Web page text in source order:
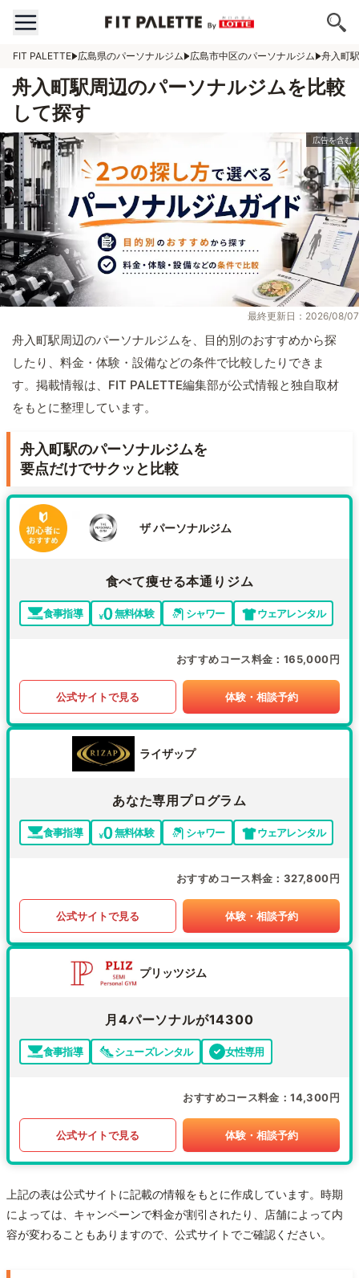
FIT PALETTE 広島県のパーソナルジム 広島市中区のパーソナルジム 舟入町
舟入町駅周辺のパーソナルジムを比較
して探す
最終更新日：2026/08/07
舟入町駅周辺のパーソナルジムを、目的別のおすすめから探
したり、料金・体験・設備などの条件で比較したりできま
す。掲載情報は、FIT PALETTE編集部が公式情報と独自取材
をもとに整理しています。
舟入町駅のパーソナルジムを
要点だけでサクッと比較
ザ パーソナルジム
食べて痩せる本通りジム
食事指導 無料体験 シャワー ウェアレンタル
おすすめコース料金 165,000円
公式サイトで見る 体験・相談予約
ライザップ
あなた専用プログラム
食事指導 無料体験 シャワー ウェアレンタル
おすすめコース料金 327,800円
公式サイトで見る 体験・相談予約
プリッツジム
月4パーソナルが14300
食事指導 シューズレンタル 女性専用
おすすめコース料金 14,300円
公式サイトで見る 体験・相談予約
上記の表は公式サイトに記載の情報をもとに作成しています。時期
によっては、キャンペーンで料金が割引されたり、店舗によって内
容が変わることもありますので、公式サイトでご確認ください。